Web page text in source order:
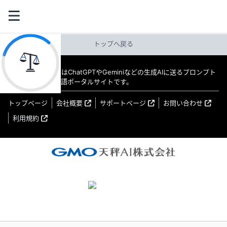
トップへ戻る
教えてAI byGMO はChatGPTやGeminiなどの生成AIに送るプロンプト
（指示文）の日本語ポータルサイトです。
トップページ 会社概要 サポートページ
お問い合わせ
利用規約